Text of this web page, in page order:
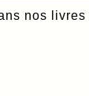
nos livres